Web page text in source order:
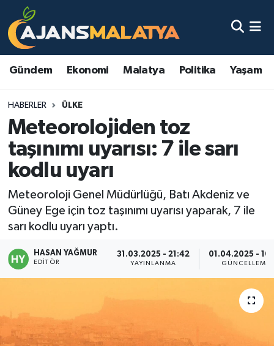
Gündem Ekonomi Malatya Politika Yaşam
HABERLER ÜLKE
Meteorolojiden toz
taşınımı uyarısı: 7 ile sarı
kodlu uyarı
Meteoroloji Genel Müdürlüğü, Batı Akdeniz ve
Güney Ege için toz taşınımı uyarısı yaparak, 7 ile
sarı kodlu uyarı yaptı.
HASAN YAĞMUR
EDITÖR
31.03.2025 - 21:42
YAYINLANMA
01.04.2025 -
GÜNCELLEME
Asayiş
Eğitim
Gündem
Kültür & Sanat
Magazin
Sağlık
Malatya Nöbetçi Eczaneler
Malatya Namaz Vakitleri
Malatya Trafik Yoğunluk Haritası
TFF 3.Lig 2.Grup Puan Durumu ve Fikstür
Tüm Manşetler
Son Dakika Haberleri
Haber Arşivi